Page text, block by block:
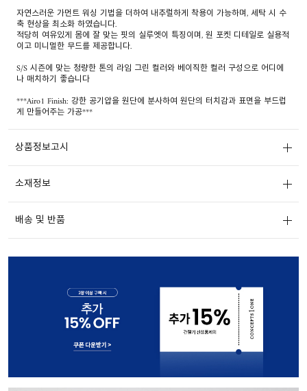
자연스러운 가먼트 워싱 기법을 더하여 내추럴하게 착용이 가능하며, 세탁 시 수
축 현상을 최소화 하였습니다.
적당히 여유있게 몸에 잘 맞는 핏의 실루엣이 특징이며, 원 포켓 디테일로 실용적
이고 미니멀한 무드를 제공합니다.
S/S 시즌에 맞는 청량한 톤의 라임 그린 컬러와 베이직한 컬러 구성으로 어디에
나 매치하기 좋습니다
***Airo1 Finish: 강한 공기압을 원단에 분사하여 원단의 터치감과 표면을 부드럽
게 만들어주는 가공***
상품정보고시
소재정보
배송 및 반품